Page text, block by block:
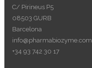
C/ Pirineus P5
08503 GURB
Barcelona
info@pharmabiozyme.com
+34 93 742 30 17